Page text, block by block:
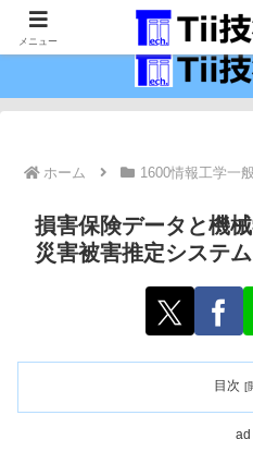
最新の科学技術
ホーム 1600情報工学一般
損害保険データと機
災害被害推定システ
目次
ad
メニュー